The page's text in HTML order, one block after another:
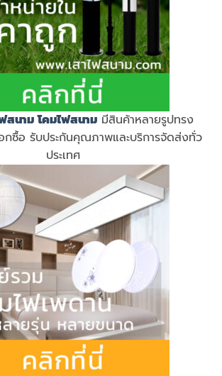
สนาม โคมไฟสนาม มีสินค้าหลายรูปทรง
กซื้อ รับประกันคุณภาพและบริการจัดส่งทั่ว
ประเทศ